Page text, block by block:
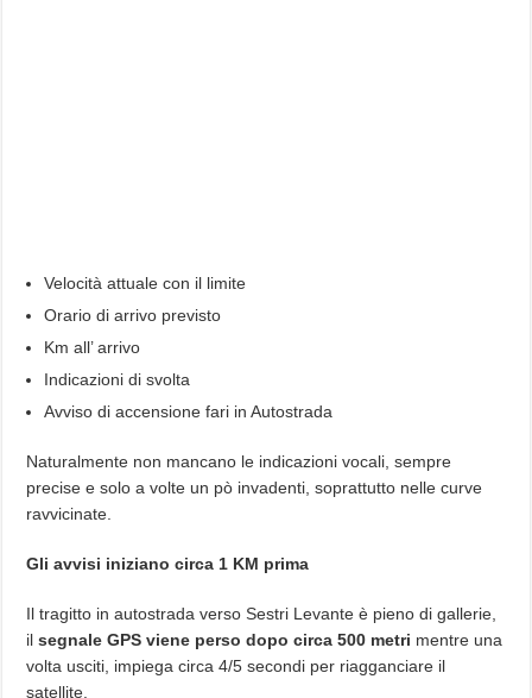
Velocità attuale con il limite
Orario di arrivo previsto
Km all’ arrivo
Indicazioni di svolta
Avviso di accensione fari in Autostrada
Naturalmente non mancano le indicazioni vocali, sempre
precise e solo a volte un pò invadenti, soprattutto nelle curve
ravvicinate.
Gli avvisi iniziano circa 1 KM prima
Il tragitto in autostrada verso Sestri Levante è pieno di gallerie,
ilsegnale GPS viene perso dopo circa 500 metri mentre una
volta usciti, impiega circa 4/5 secondi per riagganciare il
satellite.